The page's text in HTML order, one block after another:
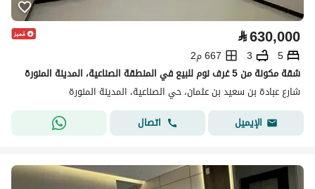
⃁630,000
5
3
667 م2
شقة مكونة من 5 غرف نوم للبيع في المنطقة الصناعية، المدينة المنورة
شارع عبادة بن سعيد بن عثمان، حي الصناعية، المدينة المنورة
الإيميل
اتصال